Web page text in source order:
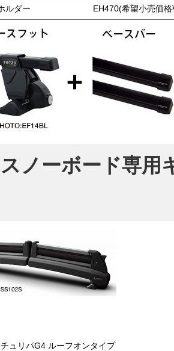
ルダー EH470(希望小売価
ノーボード専
チュリパG4 ルーフオンタイプ